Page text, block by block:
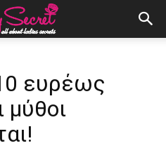
ευρέως
μύθοι